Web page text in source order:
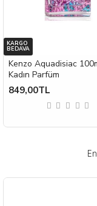
KARGO
BEDAVA
Kenzo Aquadisiac
Kadın Parfüm
849,00TL